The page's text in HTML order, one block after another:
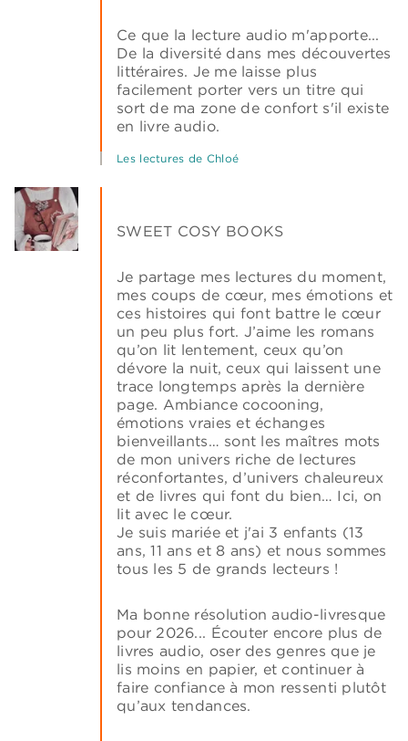
Ce que la lecture audio m'apporte...
De la diversité dans mes découvertes
littéraires. Je me laisse plus
facilement porter vers un titre qui
sort de ma zone de confort s'il existe
en livre audio.
Les lectures de Chloé
SWEET COSY BOOKS
Je partage mes lectures du moment,
mes coups de cœur, mes émotions et
ces histoires qui font battre le cœur
un peu plus fort. J’aime les romans
qu’on lit lentement, ceux qu’on
dévore la nuit, ceux qui laissent une
trace longtemps après la dernière
page. Ambiance cocooning,
émotions vraies et échanges
bienveillants… sont les maîtres mots
de mon univers riche de lectures
réconfortantes, d’univers chaleureux
et de livres qui font du bien… Ici, on
lit avec le cœur.
Je suis mariée et j'ai 3 enfants (13
ans, 11 ans et 8 ans) et nous sommes
tous les 5 de grands lecteurs !
Ma bonne résolution audio-livresque
pour 2026... Écouter encore plus de
livres audio, oser des genres que je
lis moins en papier, et continuer à
faire confiance à mon ressenti plutôt
qu’aux tendances.